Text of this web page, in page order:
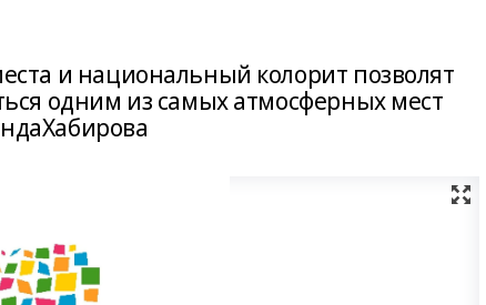
и национальный колорит позволят
одним из самых атмосферных мест